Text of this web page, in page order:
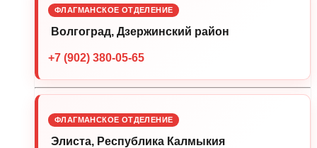
ФЛАГМАНСКОЕ ОТДЕЛЕНИЕ
Волгоград, Дзержинский район
+7 (902) 380-05-65
ФЛАГМАНСКОЕ ОТДЕЛЕНИЕ
Элиста, Республика Калмыкия